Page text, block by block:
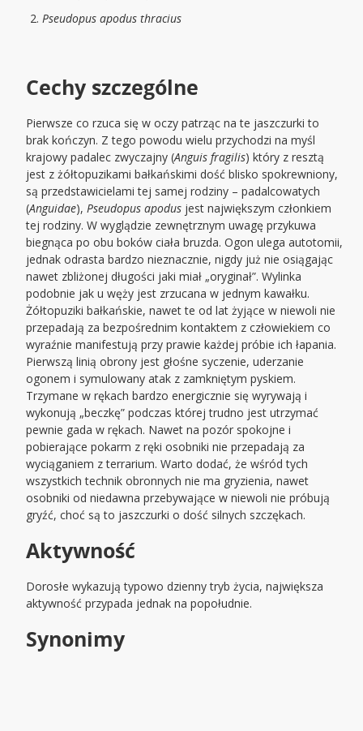
Pseudopus apodus thracius
Cechy szczególne
Pierwsze co rzuca się w oczy patrząc na te jaszczurki to
brak kończyn. Z tego powodu wielu przychodzi na myśl
krajowy padalec zwyczajny (Anguis fragilis) który z resztą
jest z żółtopuzikami bałkańskimi dość blisko spokrewniony,
są przedstawicielami tej samej rodziny – padalcowatych
(Anguidae),Pseudopus apodus jest największym członkiem
tej rodziny. W wyglądzie zewnętrznym uwagę przykuwa
biegnąca po obu boków ciała bruzda. Ogon ulega autotomii,
jednak odrasta bardzo nieznacznie, nigdy już nie osiągając
nawet zbliżonej długości jaki miał „oryginał”. Wylinka
podobnie jak u węży jest zrzucana w jednym kawałku.
Żółtopuziki bałkańskie, nawet te od lat żyjące w niewoli nie
przepadają za bezpośrednim kontaktem z człowiekiem co
wyraźnie manifestują przy prawie każdej próbie ich łapania.
Pierwszą linią obrony jest głośne syczenie, uderzanie
ogonem i symulowany atak z zamkniętym pyskiem.
Trzymane w rękach bardzo energicznie się wyrywają i
wykonują „beczkę” podczas której trudno jest utrzymać
pewnie gada w rękach. Nawet na pozór spokojne i
pobierające pokarm z ręki osobniki nie przepadają za
wyciąganiem z terrarium. Warto dodać, że wśród tych
wszystkich technik obronnych nie ma gryzienia, nawet
osobniki od niedawna przebywające w niewoli nie próbują
gryźć, choć są to jaszczurki o dość silnych szczękach.
Aktywność
Dorosłe wykazują typowo dzienny tryb życia, największa
aktywność przypada jednak na popołudnie.
Synonimy